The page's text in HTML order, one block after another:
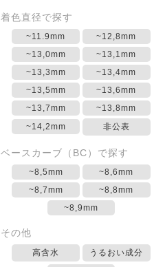
着色直径で探す
~11.9mm
~12,8mm
~13,0mm
~13,1mm
~13,3mm
~13,4mm
~13,5mm
~13,6mm
~13,7mm
~13,8mm
~14,2mm
非公表
ベースカーブ（BC）で探す
~8,5mm
~8,6mm
~8,7mm
~8,8mm
~8,9mm
その他
高含水 うるおい成分